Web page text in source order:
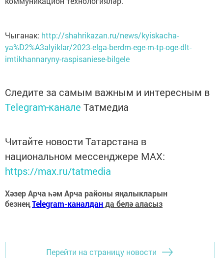
Чыганак: http://shahrikazan.ru/news/kyiskacha-
ya%D2%A3alyiklar/2023-elga-berdm-ege-m-tp-oge-dlt-
imtikhannaryny-raspisaniese-bilgele
Следите за самым важным и интересным в
Telegram-канале Татмедиа
Читайте новости Татарстана в
национальном мессенджере MАХ:
https://max.ru/tatmedia
Хәзер Арча һәм Арча районы яңалыкларын
безнеңTelegram-каналданда белә аласыз
Перейти на страницу новости